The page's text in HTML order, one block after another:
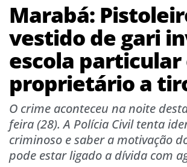
Marabá:
vestido de gari
escola particular
proprietário a
O crime aconteceu na noite
feira (28). A Polícia Civil tenta
criminoso e saber a motivação
pode estar ligado a dívida com